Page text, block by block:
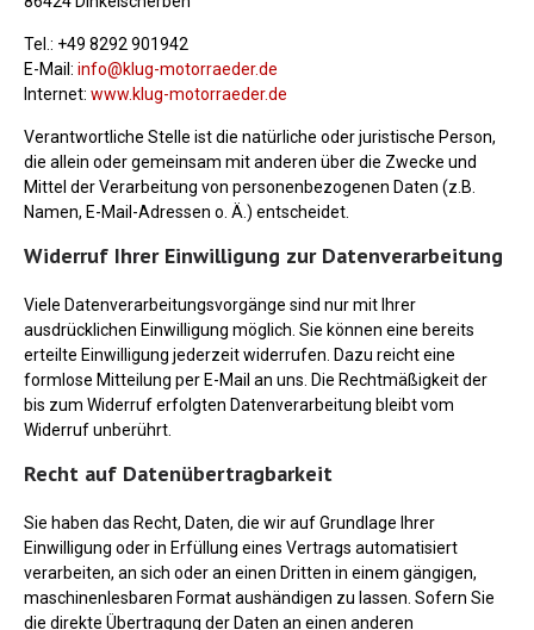
Tel.: +49 8292 901942
E-Mail: info@klug-motorraeder.de
Internet: www.klug-motorraeder.de
Verantwortliche Stelle ist die natürliche oder juristische Person,
die allein oder gemeinsam mit anderen über die Zwecke und
Mittel der Verarbeitung von personenbezogenen Daten (z.B.
Namen, E-Mail-Adressen o. Ä.) entscheidet.
Widerruf Ihrer Einwilligung zur Datenverarbeitung
Viele Datenverarbeitungsvorgänge sind nur mit Ihrer
ausdrücklichen Einwilligung möglich. Sie können eine bereits
erteilte Einwilligung jederzeit widerrufen. Dazu reicht eine
formlose Mitteilung per E-Mail an uns. Die Rechtmäßigkeit der
bis zum Widerruf erfolgten Datenverarbeitung bleibt vom
Widerruf unberührt.
Recht auf Datenübertragbarkeit
Sie haben das Recht, Daten, die wir auf Grundlage Ihrer
Einwilligung oder in Erfüllung eines Vertrags automatisiert
verarbeiten, an sich oder an einen Dritten in einem gängigen,
maschinenlesbaren Format aushändigen zu lassen. Sofern Sie
die direkte Übertragung der Daten an einen anderen